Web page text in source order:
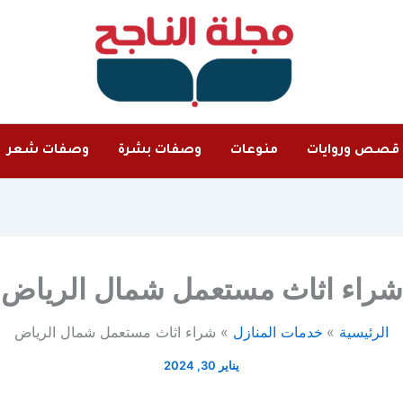
قصص وروايات منوعات وصفات بشرة وصفات شعر
شراء اثاث مستعمل شمال الرياض
الرئيسية خدمات المنازل شراء اثاث مستعمل شمال الرياض
يناير 30, 2024